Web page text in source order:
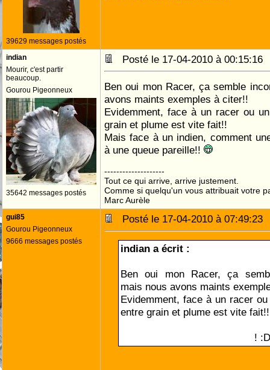
39629 messages postés
indian
Mourir, c'est partir
beaucoup.
Gourou Pigeonneux
35642 messages postés
Posté le 17-04-2010 à
Ben oui mon Racer, ça semble
avons maints exemples à citer!!
Evidemment, face à un racer ou
grain et plume est vite fait!!
Mais face à un indien, comment
à une queue pareille!!
--------------------
Tout ce qui arrive, arrive justement.
Comme si quelqu'un vous attribuait votre
Marc Aurèle
gui85
Gourou Pigeonneux
9666 messages postés
Posté le 17-04-2010 à
indian a écrit :
Ben oui mon Racer, ça
mais nous avons maints
Evidemment, face à un racer
entre grain et plume est vite fait!!
! :D